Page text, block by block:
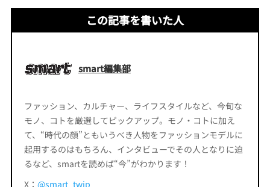
この記事を書いた人
smart編集部
ファッション、カルチャー、ライフスタイルなど、今旬な
モノ、コトを厳選してピックアップ。モノ・コトに加え
て、“時代の顔”ともいうべき人物をファッションモデルに
起用するのはもちろん、インタビューでその人となりに迫
るなど、smartを読めば“今”がわかります！
X： @smart_twjp